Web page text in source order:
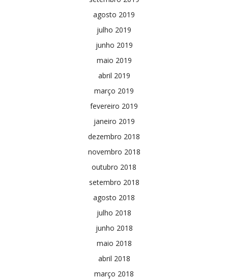
agosto 2019
julho 2019
junho 2019
maio 2019
abril 2019
março 2019
fevereiro 2019
janeiro 2019
dezembro 2018
novembro 2018
outubro 2018
setembro 2018
agosto 2018
julho 2018
junho 2018
maio 2018
abril 2018
março 2018